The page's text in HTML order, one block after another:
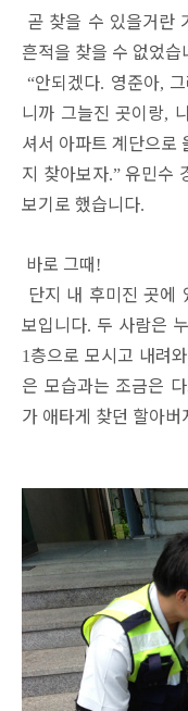
곧 찾을 수 있을거란
흔적을 찾을 수 없었습
“안되겠다. 영준아,
니까 그늘진 곳이랑,
셔서 아파트 계단으로
지 찾아보자.”유민수
보기로 했습니다.
바로 그때!
단지 내 후미진 곳에
보입니다. 두 사람은
1 층으로 모시고 내려
은 모습과는 조금은
가 애타게 찾던 할아